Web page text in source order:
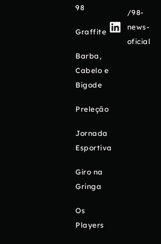
98
Graffite
Barba,
Cabelo e
Bigode
Preleção
Jornada
Esportiva
Giro na
Gringa
Os
Players
/98-
news-
oficial